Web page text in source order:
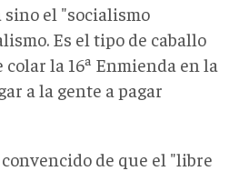
el "socialismo
Es el tipo de caballo
la 16ª Enmienda en la
a la gente a pagar
de que el "libre